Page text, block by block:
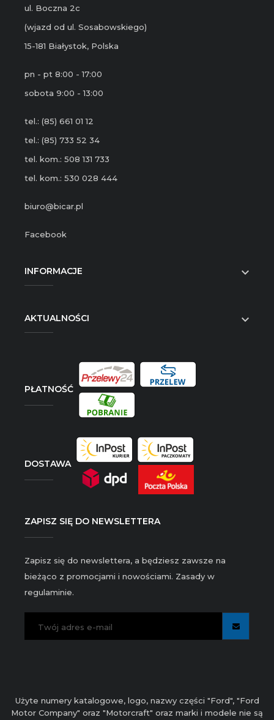
ul. Boczna 2c
(wjazd od ul. Sosabowskiego)
15-181 Białystok, Polska
pn - pt 8:00 - 17:00
sobota 9:00 - 13:00
tel.: (85) 661 01 12
tel.: (85) 733 52 34
tel. kom.: 508 131 733
tel. kom.: 530 028 444
biuro@bicar.pl
Facebook
INFORMACJE 
AKTUALNOŚCI 
PŁATNOŚĆ
DOSTAWA
ZAPISZ SIĘ DO NEWSLETTERA
Zapisz się do newslettera, a będziesz zawsze na
bieżąco z promocjami i nowościami. Zasady w
regulaminie.
Użyte numery katalogowe, logo, nazwy części "Ford", "Ford
Motor Company" oraz "Motorcraft" oraz marki i modele nie są